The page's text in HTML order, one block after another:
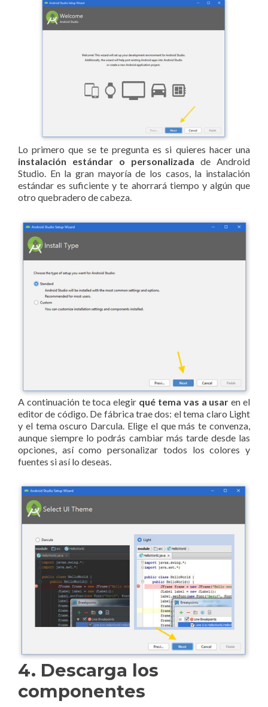
Lo primero que se te pregunta es si quieres hacer una
instalación estándar o personalizada de Android
Studio. En la gran mayoría de los casos, la instalación
estándar es suficiente y te ahorrará tiempo y algún que
otro quebradero de cabeza.
A continuación te toca elegir qué tema vas a usar en el
editor de código. De fábrica trae dos: el tema claro Light
y el tema oscuro Darcula. Elige el que más te convenza,
aunque siempre lo podrás cambiar más tarde desde las
opciones, así como personalizar todos los colores y
fuentes si así lo deseas.
4. Descarga los
componentes